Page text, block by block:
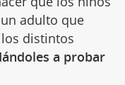
adulto que
distintos
a probar